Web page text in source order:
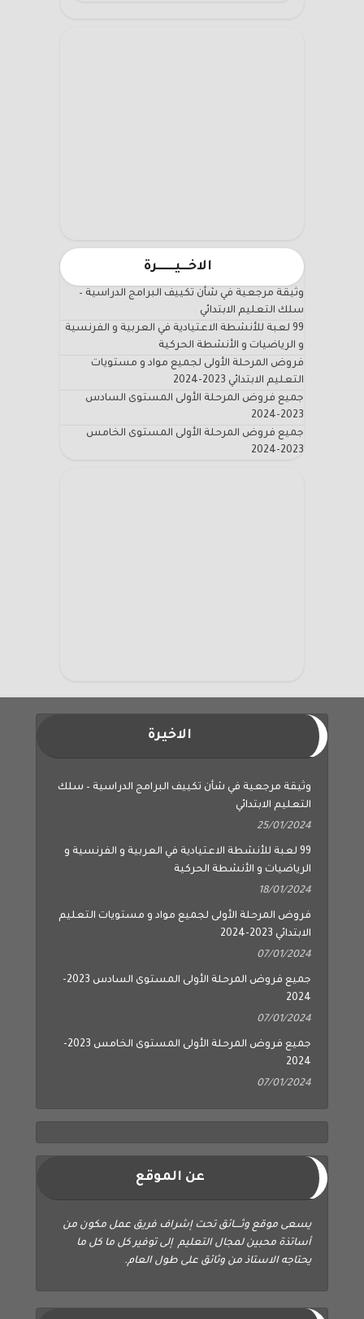
الاخـــيـــــــرة
وثيقة مرجعية في شأن تكييف البرامج الدراسية –
سلك التعليم الابتدائي
99 لعبة للأنشطة الاعتيادية في العربية و الفرنسية
و الرياضيات و الأنشطة الحركية
فروض المرحلة الأولى لجميع مواد و مستويات
التعليم الابتدائي 2023-2024
جميع فروض المرحلة الأولى المستوى السادس
2023-2024
جميع فروض المرحلة الأولى المستوى الخامس
2023-2024
الاخيرة
وثيقة مرجعية في شأن تكييف البرامج الدراسية – سلك
التعليم الابتدائي
25/01/2024
99 لعبة للأنشطة الاعتيادية في العربية و الفرنسية و
الرياضيات و الأنشطة الحركية
18/01/2024
فروض المرحلة الأولى لجميع مواد و مستويات التعليم
الابتدائي 2023-2024
07/01/2024
جميع فروض المرحلة الأولى المستوى السادس 2023-
2024
07/01/2024
جميع فروض المرحلة الأولى المستوى الخامس 2023-
2024
07/01/2024
عن الموقع
يسعى موقع وثــــائق تحت إشراف فريق عمل مكون من
أساتذة محبين لمجال التعليم إلى توفير كل ما كل ما
يحتاجه الاستاذ من وثائق على طول العام.